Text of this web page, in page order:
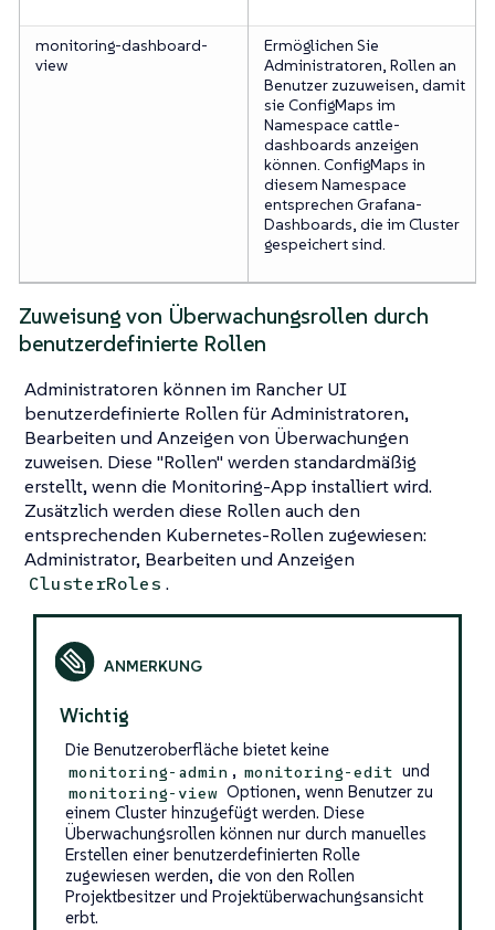
monitoring-dashboard-
view
Ermöglichen Sie
Administratoren, Rollen an
Benutzer zuzuweisen, damit
sie ConfigMaps im
Namespace cattle-
dashboards anzeigen
können. ConfigMaps in
diesem Namespace
entsprechen Grafana-
Dashboards, die im Cluster
gespeichert sind.
Zuweisung von Überwachungsrollen durch
benutzerdefinierte Rollen
Administratoren können im Rancher UI
benutzerdefinierte Rollen für Administratoren,
Bearbeiten und Anzeigen von Überwachungen
zuweisen. Diese "Rollen" werden standardmäßig
erstellt, wenn die Monitoring-App installiert wird.
Zusätzlich werden diese Rollen auch den
entsprechenden Kubernetes-Rollen zugewiesen:
Administrator, Bearbeiten und Anzeigen
ClusterRoles .
Wichtig
Die Benutzeroberfläche bietet keine
monitoring-admin , monitoring-edit und
monitoring-view Optionen, wenn Benutzer zu
einem Cluster hinzugefügt werden. Diese
Überwachungsrollen können nur durch manuelles
Erstellen einer benutzerdefinierten Rolle
zugewiesen werden, die von den Rollen
Projektbesitzer und Projektüberwachungsansicht
erbt.